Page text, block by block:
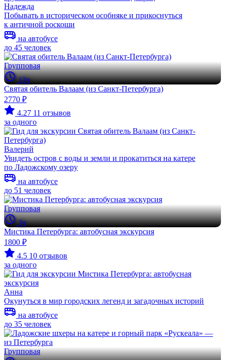
Надежда
Побывать в историческом особняке и прикоснуться
к античной роскоши
на автобусе
до 45 человек
Групповая
13ч
Святая обитель Валаам (из Санкт-Петербурга)
2770 ₽
4.27 11 отзывов
за одного
Валерий
Увидеть остров с воды и земли и прокатиться на катере
по Ладожскому озеру
на автобусе
до 51 человек
Групповая
3ч
Мистика Петербурга: автобусная экскурсия
1800 ₽
4.5 10 отзывов
за одного
Анна
Окунуться в мир городских легенд и загадочных историй
на автобусе
до 35 человек
Групповая